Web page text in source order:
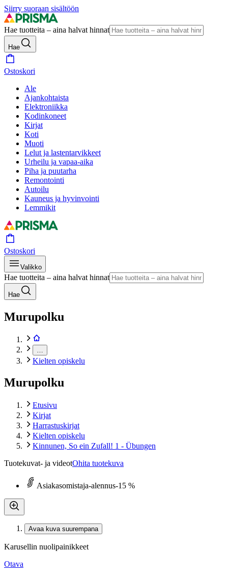
Siirry suoraan sisältöön
Hae tuotteita – aina halvat hinnat
Hae
Ostoskori
Ale
Ajankohtaista
Elektroniikka
Kodinkoneet
Kirjat
Koti
Muoti
Lelut ja lastentarvikkeet
Urheilu ja vapaa-aika
Piha ja puutarha
Remontointi
Autoilu
Kauneus ja hyvinvointi
Lemmikit
Ostoskori
Valikko
Hae tuotteita – aina halvat hinnat
Hae
Murupolku
Kielten opiskelu
Murupolku
Etusivu
Kirjat
Harrastuskirjat
Kielten opiskelu
Kinnunen, So ein Zufall! 1 - Übungen
Tuotekuvat- ja videotOhita tuotekuva
Asiakasomistaja-alennus-15 %
Avaa kuva suurempana
Karusellin nuolipainikkeet
Otava